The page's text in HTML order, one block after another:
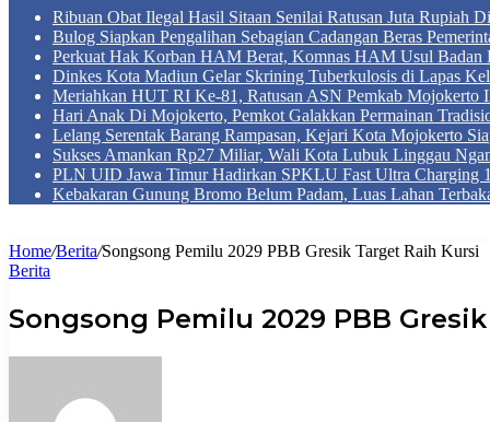
Ribuan Obat Ilegal Hasil Sitaan Senilai Ratusan Juta Rupiah
Bulog Siapkan Pengalihan Sebagian Cadangan Beras
Perkuat Hak Korban HAM Berat, Komnas HAM Usul Badan
Dinkes Kota Madiun Gelar Skrining Tuberkulosis di Lapas
Meriahkan HUT RI Ke-81, Ratusan ASN Pemkab Mojokerto
Hari Anak Di Mojokerto, Pemkot Galakkan Permainan
Lelang Serentak Barang Rampasan, Kejari Kota Mojokerto
Sukses Amankan Rp27 Miliar, Wali Kota Lubuk Linggau
PLN UID Jawa Timur Hadirkan SPKLU Fast Ultra Charging
Kebakaran Gunung Bromo Belum Padam, Luas Lahan
Home/Berita/Songsong Pemilu 2029 PBB Gresik Target Raih Kursi
Berita
Songsong Pemilu 2029 PBB